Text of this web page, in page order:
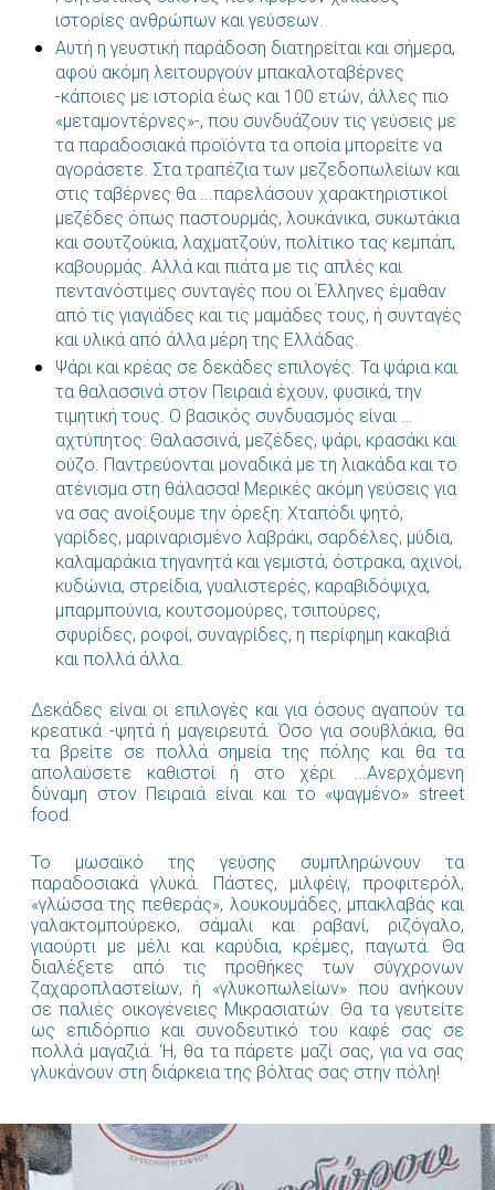
ιστορίες ανθρώπων και γεύσεων.
Αυτή η γευστική παράδοση διατηρείται και σήμερα,
αφού ακόμη λειτουργούν μπακαλοταβέρνες
-κάποιες με ιστορία έως και 100 ετών, άλλες πιο
«μεταμοντέρνες»-, που συνδυάζουν τις γεύσεις με
τα παραδοσιακά προϊόντα τα οποία μπορείτε να
αγοράσετε. Στα τραπέζια των μεζεδοπωλείων και
στις ταβέρνες θα ...παρελάσουν χαρακτηριστικοί
μεζέδες όπως παστουρμάς, λουκάνικα, συκωτάκια
και σουτζούκια, λαχματζούν, πολίτικο τας κεμπάπ,
καβουρμάς. Αλλά και πιάτα με τις απλές και
πεντανόστιμες συνταγές που οι Έλληνες έμαθαν
από τις γιαγιάδες και τις μαμάδες τους, ή συνταγές
και υλικά από άλλα μέρη της Ελλάδας.
Ψάρι και κρέας σε δεκάδες επιλογές. Τα ψάρια και
τα θαλασσινά στον Πειραιά έχουν, φυσικά, την
τιμητική τους. Ο βασικός συνδυασμός είναι …
αχτύπητος: Θαλασσινά, μεζέδες, ψάρι, κρασάκι και
ούζο. Παντρεύονται μοναδικά με τη λιακάδα και το
ατένισμα στη θάλασσα! Μερικές ακόμη γεύσεις για
να σας ανοίξουμε την όρεξη: Χταπόδι ψητό,
γαρίδες, μαριναρισμένο λαβράκι, σαρδέλες, μύδια,
καλαμαράκια τηγανητά και γεμιστά, όστρακα, αχινοί,
κυδώνια, στρείδια, γυαλιστερές, καραβιδόψιχα,
μπαρμπούνια, κουτσομούρες, τσιπούρες,
σφυρίδες, ροφοί, συναγρίδες, η περίφημη κακαβιά
και πολλά άλλα.
Δεκάδες είναι οι επιλογές και για όσους αγαπούν τα
κρεατικά -ψητά ή μαγειρευτά. Όσο για σουβλάκια, θα
τα βρείτε σε πολλά σημεία της πόλης και θα τα
απολαύσετε καθιστοί ή στο χέρι. ...Ανερχόμενη
δύναμη στον Πειραιά είναι και το «ψαγμένο» street
food.
Το μωσαϊκό της γεύσης συμπληρώνουν τα
παραδοσιακά γλυκά. Πάστες, μιλφέιγ, προφιτερόλ,
«γλώσσα της πεθεράς», λουκουμάδες, μπακλαβάς και
γαλακτομπούρεκο, σάμαλι και ραβανί, ριζόγαλο,
γιαούρτι με μέλι και καρύδια, κρέμες, παγωτά. Θα
διαλέξετε από τις προθήκες των σύγχρονων
ζαχαροπλαστείων, ή «γλυκοπωλείων» που ανήκουν
σε παλιές οικογένειες Μικρασιατών. Θα τα γευτείτε
ως επιδόρπιο και συνοδευτικό του καφέ σας σε
πολλά μαγαζιά. ‘Η, θα τα πάρετε μαζί σας, για να σας
γλυκάνουν στη διάρκεια της βόλτας σας στην πόλη!